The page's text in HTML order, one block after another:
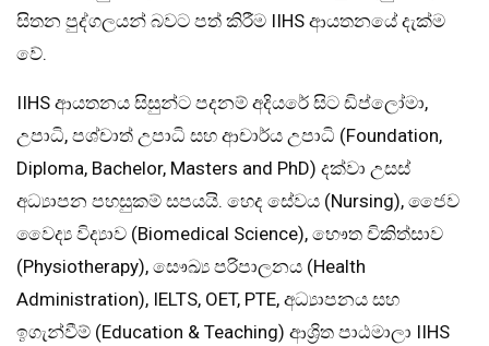
සිතන පුද්ගලයන් බවට පත් කිරීම IIHS ආයතනයේ දැක්ම
වේ.
IIHS ආයතනය සිසුන්ට පදනම් අදියරේ සිට ඩිප්ලෝමා,
උපාධි, පශ්චාත් උපාධි සහ ආචාර්ය උපාධි (Foundation,
Diploma, Bachelor, Masters and PhD) දක්වා උසස්
අධ්‍යාපන පහසුකම් සපයයි. හෙද සේවය (Nursing), ජෛව
වෛද්‍ය විද්‍යාව (Biomedical Science), භෞත චිකිත්සාව
(Physiotherapy), සෞඛ්‍ය පරිපාලනය (Health
Administration), IELTS, OET, PTE, අධ්‍යාපනය සහ
ඉගැන්වීම් (Education & Teaching) ආශ්‍රිත පාඨමාලා IIHS